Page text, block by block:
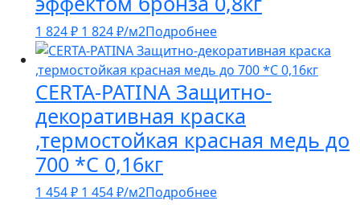
1 824₽ 1 824₽/м2Подробнее
CERTA-PATINA Защитно-
декоративная краска
,термостойкая красная медь до
700 *С 0,16кг
1 454₽ 1 454₽/м2Подробнее